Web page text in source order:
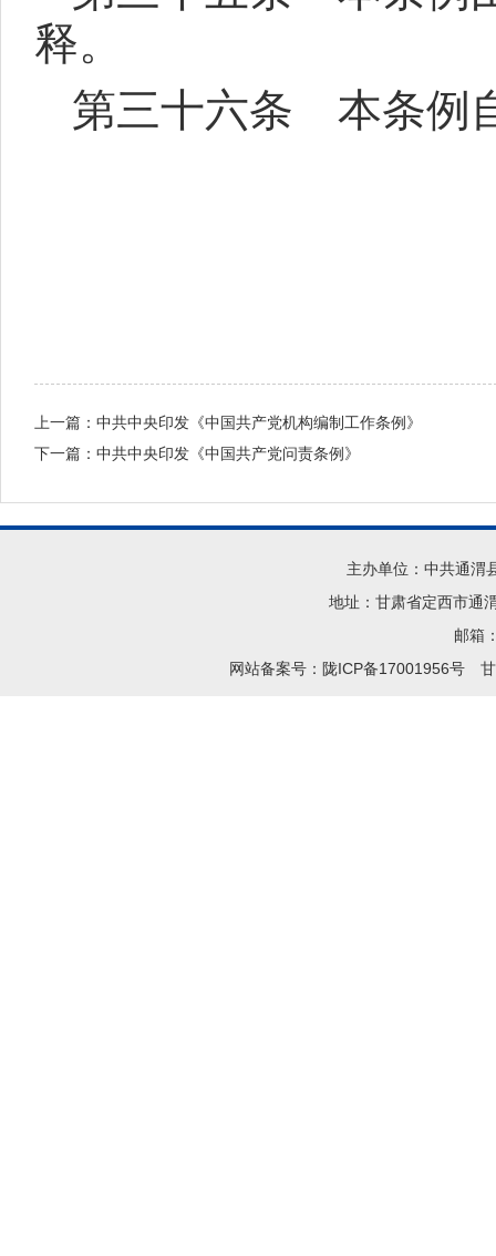
释。
第三十六条 本条例
上一篇： 中共中央印发《中国共产党机构编制工作条例》
下一篇： 中共中央印发《中国共产党问责条例》
主办单位：中共通渭
地址：甘肃省定西市通
邮箱
网站备案号：陇ICP备17001956号